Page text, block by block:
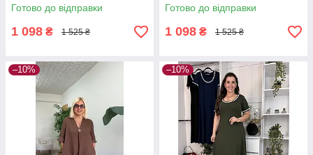
Готово до відправки
1 098 ₴ 1 525 ₴
Готово до відправки
1 098 ₴ 1 525 ₴
–10% –10%